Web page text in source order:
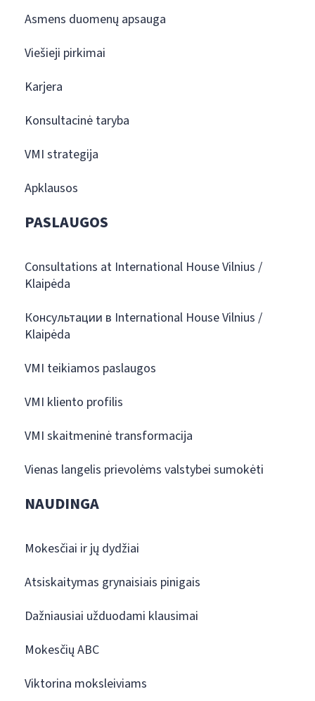
Asmens duomenų apsauga
Viešieji pirkimai
Karjera
Konsultacinė taryba
VMI strategija
Apklausos
PASLAUGOS
Consultations at International House Vilnius /
Klaipėda
Консультации в International House Vilnius /
Klaipėda
VMI teikiamos paslaugos
VMI kliento profilis
VMI skaitmeninė transformacija
Vienas langelis prievolėms valstybei sumokėti
NAUDINGA
Mokesčiai ir jų dydžiai
Atsiskaitymas grynaisiais pinigais
Dažniausiai užduodami klausimai
Mokesčių ABC
Viktorina moksleiviams